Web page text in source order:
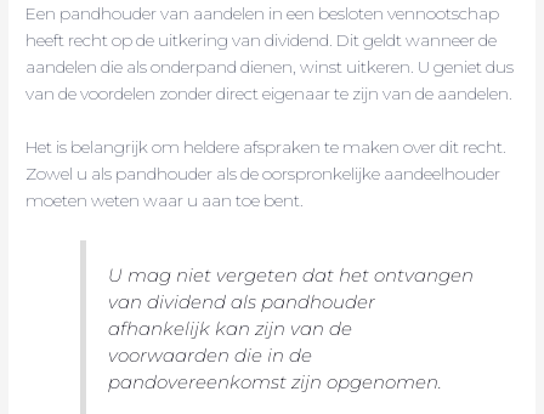
Een pandhouder van aandelen in een besloten vennootschap
heeft recht op de uitkering van dividend. Dit geldt wanneer de
aandelen die als onderpand dienen, winst uitkeren. U geniet dus
van de voordelen zonder direct eigenaar te zijn van de aandelen.
Het is belangrijk om heldere afspraken te maken over dit recht.
Zowel u als pandhouder als de oorspronkelijke aandeelhouder
moeten weten waar u aan toe bent.
U mag niet vergeten dat het ontvangen
van dividend als pandhouder
afhankelijk kan zijn van de
voorwaarden die in de
pandovereenkomst zijn opgenomen.